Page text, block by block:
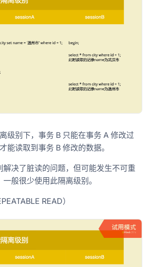
级别下，事务 B 只能在事务 A 修改过
能读取到事务 B 修改的数据。
解决了脏读的问题，但可能发生不可重
般很少使用此隔离级别。
READ）